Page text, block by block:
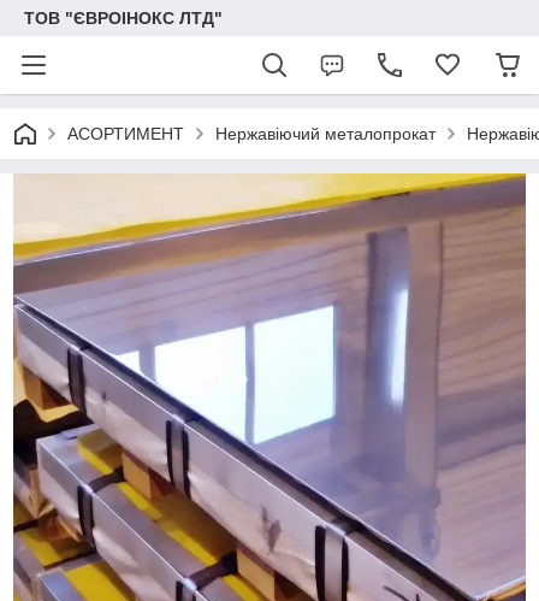
ТОВ "ЄВРОІНОКС ЛТД"
АСОРТИМЕНТ Нержавіючий металопрокат